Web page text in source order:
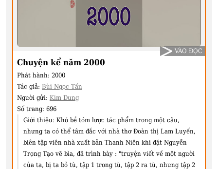
Chuyện kể năm 2000
Phát hành: 2000
Tác giả: Bùi Ngọc Tấn
Người gửi: Kim Dung
Số trang: 696
Giới thiệu: Khó bề tóm lược tác phẩm trong một câu,
nhưng ta có thể tâm đắc với nhà thơ Đoàn thị Lam Luyến,
biên tập viên nhà xuất bản Thanh Niên khi đặt Nguyễn
Trọng Tạo vẽ bìa, đã trình bày : "truyện viết về một người
của ta, bị ta bỏ tù, tập 1 trong tù, tập 2 ra tù, nhưng tập 2
VÀO ĐỌC